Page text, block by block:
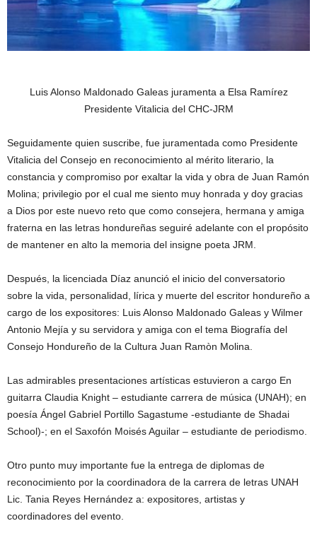
Luis Alonso Maldonado Galeas juramenta a Elsa Ramírez
Presidente Vitalicia del CHC-JRM
Seguidamente quien suscribe, fue juramentada como Presidente
Vitalicia del Consejo en reconocimiento al mérito literario, la
constancia y compromiso por exaltar la vida y obra de Juan Ramón
Molina; privilegio por el cual me siento muy honrada y doy gracias
a Dios por este nuevo reto que como consejera, hermana y amiga
fraterna en las letras hondureñas seguiré adelante con el propósito
de mantener en alto la memoria del insigne poeta JRM.
Después, la licenciada Díaz anunció el inicio del conversatorio
sobre la vida, personalidad, lírica y muerte del escritor hondureño a
cargo de los expositores: Luis Alonso Maldonado Galeas y Wilmer
Antonio Mejía y su servidora y amiga con el tema Biografía del
Consejo Hondureño de la Cultura Juan Ramòn Molina.
Las admirables presentaciones artísticas estuvieron a cargo En
guitarra Claudia Knight – estudiante carrera de música (UNAH); en
poesía Ángel Gabriel Portillo Sagastume -estudiante de Shadai
School)-; en el Saxofón Moisés Aguilar – estudiante de periodismo.
Otro punto muy importante fue la entrega de diplomas de
reconocimiento por la coordinadora de la carrera de letras UNAH
Lic. Tania Reyes Hernández a: expositores, artistas y
coordinadores del evento.